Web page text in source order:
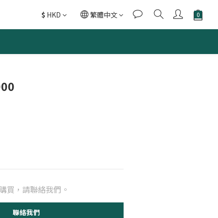
$ HKD 繁體中文
買，請聯絡我們。
聯絡我們